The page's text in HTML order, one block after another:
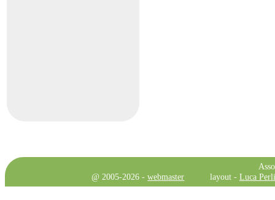
@ 2005-2026 -webmaster layout - Luca